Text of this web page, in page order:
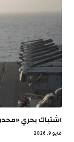
اشتباك بحري
مايو 9, 2026